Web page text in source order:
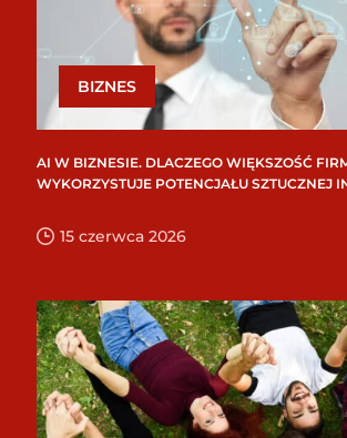
BIZNES
AI W BIZNESIE. DLACZEGO WIĘKSZOŚĆ
WYKORZYSTUJE POTENCJAŁU SZTUCZNEJ
15 czerwca 2026